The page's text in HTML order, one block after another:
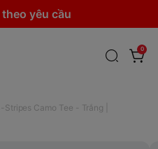
yêu cầu
0
Camo Tee - Trắng |